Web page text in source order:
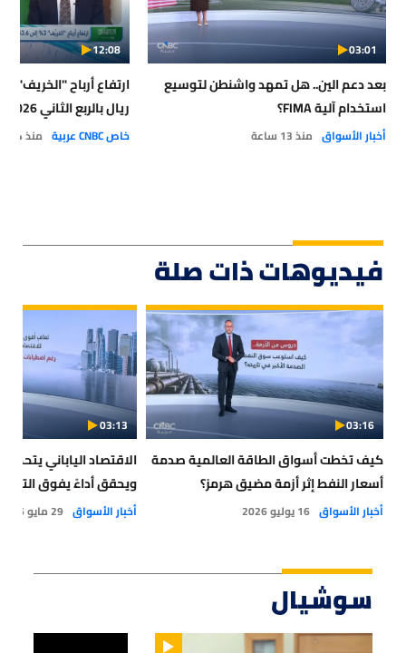
03:01
بعد دعم الين.. هل تمهد واشنطن لتوسيع
استخدام آلية FIMA؟
أخبار الأسواق منذ 13 ساعة
12:08
ريال بالربع الثاني 2026
خاص CNBC عربية منذ 14 ساعة
فيديوهات ذات صلة
03:16
كيف تخطت أسواق الطاقة العالمية صدمة
أسعار النفط إثر أزمة مضيق هرمز؟
أخبار الأسواق 16 يوليو 2026
03:13
الاقتصاد الياباني
ويحقق أداءً يفوق
أخبار الأسواق 29 مايو 2026
سوشيال